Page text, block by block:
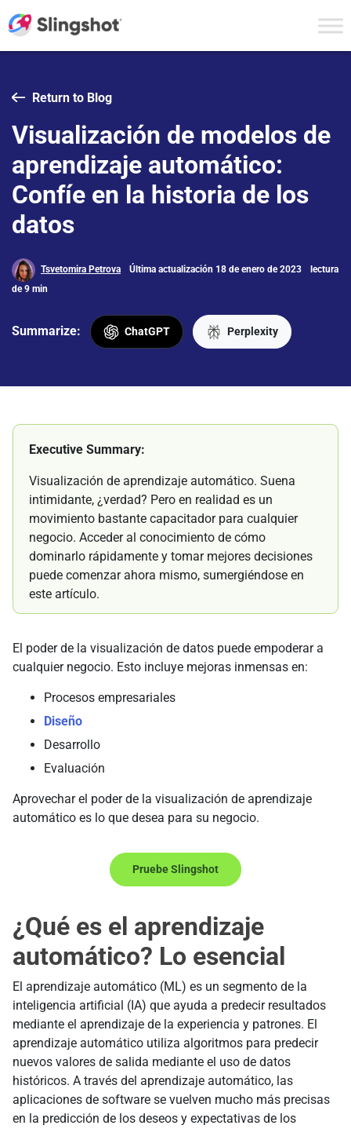
Return to Blog
Visualización de modelos de
aprendizaje automático:
Confíe en la historia de los
datos
Tsvetomira Petrova Última actualización 18 de enero de 2023
lectura
de 9 min
Summarize: ChatGPT Perplexity
Executive Summary:
Visualización de aprendizaje automático. Suena
intimidante, ¿verdad? Pero en realidad es un
movimiento bastante capacitador para cualquier
negocio. Acceder al conocimiento de cómo
dominarlo rápidamente y tomar mejores decisiones
puede comenzar ahora mismo, sumergiéndose en
este artículo.
El poder de la visualización de datos puede empoderar a
cualquier negocio. Esto incluye mejoras inmensas en:
Procesos empresariales
Diseño
Desarrollo
Evaluación
Aprovechar el poder de la visualización de aprendizaje
automático es lo que desea para su negocio.
Pruebe Slingshot
¿Qué es el aprendizaje
automático? Lo esencial
El aprendizaje automático (ML) es un segmento de la
inteligencia artificial (IA) que ayuda a predecir resultados
mediante el aprendizaje de la experiencia y patrones. El
aprendizaje automático utiliza algoritmos para predecir
nuevos valores de salida mediante el uso de datos
históricos. A través del aprendizaje automático, las
aplicaciones de software se vuelven mucho más precisas
en la predicción de los deseos y expectativas de los